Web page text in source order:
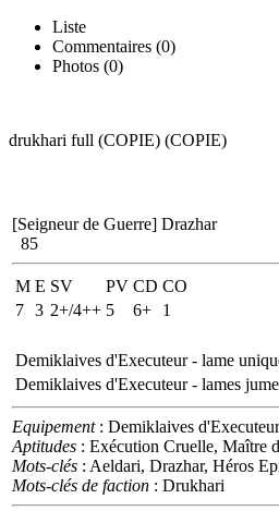
Liste
Commentaires (0)
Photos (0)
drukhari full (COPIE) (COPIE)
[Seigneur de Guerre] Drazhar
85
M E SV PV CD CO
7 3 2+/4++ 5 6+
1
Demiklaives d'Executeur - lame
Demiklaives d'Executeur - lames
Equipement: Demiklaives d'Executeur
Aptitudes : Exécution Cruelle, Maître
Mots-clés : Aeldari, Drazhar, Héros
Mots-clés de faction : Drukhari